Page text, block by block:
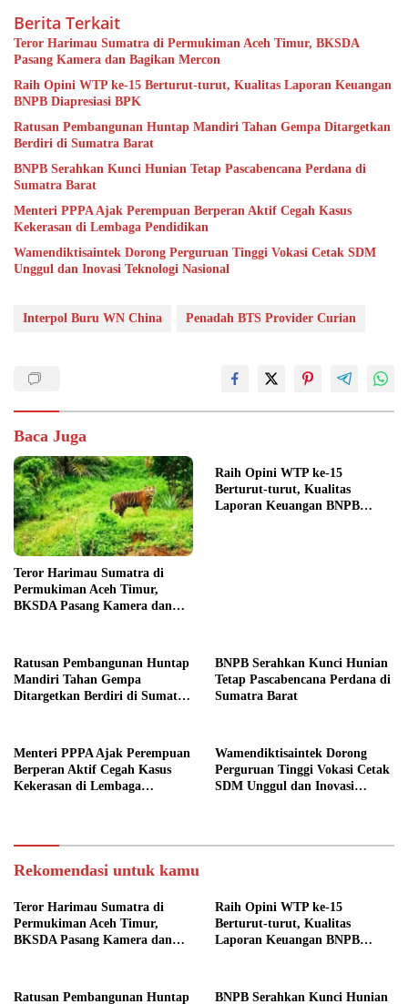
Berita Terkait
Teror Harimau Sumatra di Permukiman Aceh Timur, BKSDA
Pasang Kamera dan Bagikan Mercon
Raih Opini WTP ke-15 Berturut-turut, Kualitas Laporan Keuangan
BNPB Diapresiasi BPK
Ratusan Pembangunan Huntap Mandiri Tahan Gempa Ditargetkan
Berdiri di Sumatra Barat
BNPB Serahkan Kunci Hunian Tetap Pascabencana Perdana di
Sumatra Barat
Menteri PPPA Ajak Perempuan Berperan Aktif Cegah Kasus
Kekerasan di Lembaga Pendidikan
Wamendiktisaintek Dorong Perguruan Tinggi Vokasi Cetak SDM
Unggul dan Inovasi Teknologi Nasional
Interpol Buru WN China Penadah BTS Provider Curian
Baca Juga
Teror Harimau Sumatra di
Permukiman Aceh Timur,
BKSDA Pasang Kamera dan
Raih Opini WTP ke-15
Berturut-turut, Kualitas
Laporan Keuangan BNPB
Ratusan Pembangunan Huntap
Mandiri Tahan Gempa
Ditargetkan Berdiri di Sumatra
BNPB Serahkan Kunci Hunian
Tetap Pascabencana Perdana di
Sumatra Barat
Menteri PPPA Ajak Perempuan
Berperan Aktif Cegah Kasus
Kekerasan di Lembaga
Wamendiktisaintek Dorong
Perguruan Tinggi Vokasi Cetak
SDM Unggul dan Inovasi
Rekomendasi untuk kamu
Teror Harimau Sumatra di
Permukiman Aceh Timur,
BKSDA Pasang Kamera dan
Raih Opini WTP ke-15
Berturut-turut, Kualitas
Laporan Keuangan BNPB
Ratusan Pembangunan Huntap BNPB Serahkan Kunci Hunian